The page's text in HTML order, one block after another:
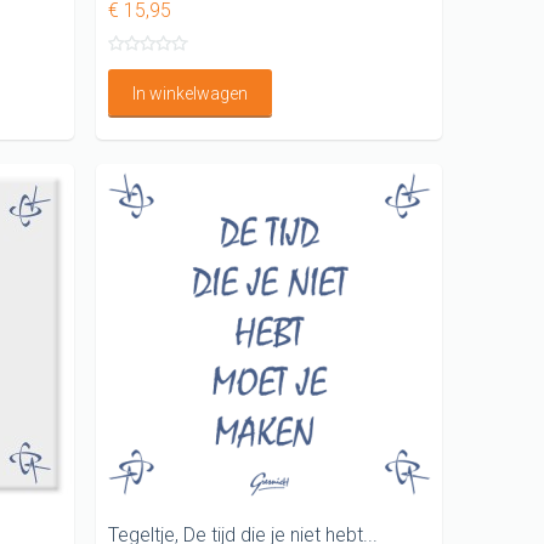
€ 15,95
In winkelwagen
Tegeltje, De tijd die je niet hebt...